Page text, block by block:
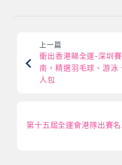
上一篇
衝出香港睇全運-深圳
南，精選羽毛球、游泳
人包
第十五屆全運會港隊出賽